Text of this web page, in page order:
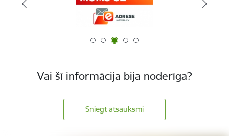
Vai šī informācija bija noderīga?
Sniegt atsauksmi